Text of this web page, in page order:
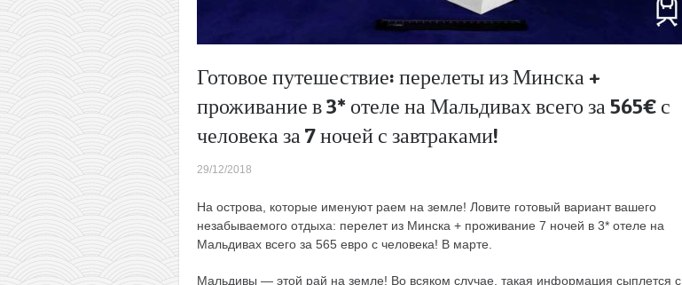
Готовое путешествие: перелеты из Минска +
проживание в 3* отеле на Мальдивах всего за 565€ с
человека за 7 ночей с завтраками!
29/12/2018
На острова, которые именуют раем на земле! Ловите готовый вариант вашего
незабываемого отдыха: перелет из Минска + проживание 7 ночей в 3* отеле на
Мальдивах всего за 565 евро с человека! В марте.
Мальдивы — этой рай на земле! Во всяком случае, такая информация сыплется с